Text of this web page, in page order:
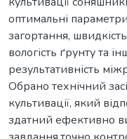
оптимальні
загортання,
вологість ґрунту та
результативність
Обрано технічний
культивації, який
здатний ефективно